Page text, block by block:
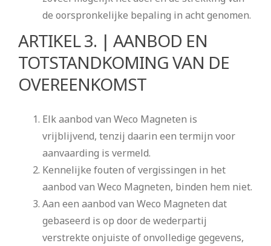
de oorspronkelijke bepaling in acht genomen.
ARTIKEL 3. | AANBOD EN
TOTSTANDKOMING VAN DE
OVEREENKOMST
Elk aanbod van Weco Magneten is
vrijblijvend, tenzij daarin een termijn voor
aanvaarding is vermeld.
Kennelijke fouten of vergissingen in het
aanbod van Weco Magneten, binden hem niet.
Aan een aanbod van Weco Magneten dat
gebaseerd is op door de wederpartij
verstrekte onjuiste of onvolledige gegevens,